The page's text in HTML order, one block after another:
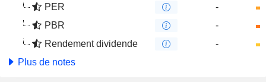
PER
-
PBR
-
Rendement dividende
-
Plus de notes